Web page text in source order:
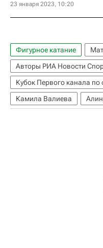
23 января 2023, 10:20
Фигурное катание
Авторы РИА Новости
Кубок Первого канала
Камила Валиева